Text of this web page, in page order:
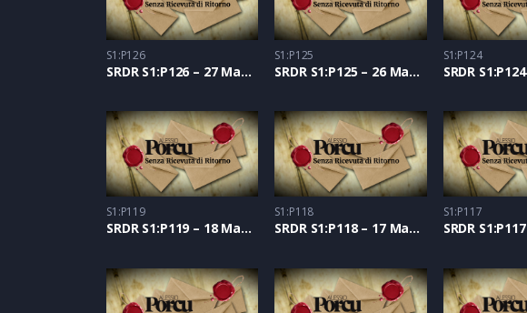
S1:P126
SRDR S1:P126 – 27 Maggio 2021
S1:P125
SRDR S1:P125 – 26 Maggio 2021
S1:P124
S1:P119
SRDR S1:P119 – 18 Maggio 2021
S1:P118
SRDR S1:P118 – 17 Maggio 2021
S1:P117